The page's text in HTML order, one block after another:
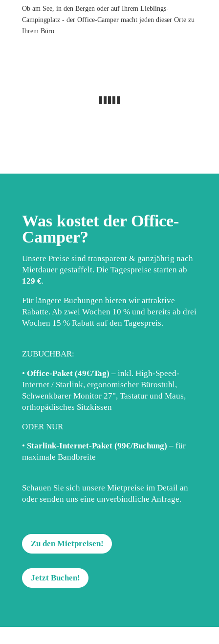
Ob am See, in den Bergen oder auf Ihrem Lieblings-
Campingplatz - der Office-Camper macht jeden dieser Orte zu
Ihrem Büro.
Was kostet der Office-
Camper?
Unsere Preise sind transparent & ganzjährig nach
Mietdauer gestaffelt. Die Tagespreise starten ab
129 €.
Für längere Buchungen bieten wir attraktive
Rabatte. Ab zwei Wochen 10 % und bereits ab drei
Wochen 15 % Rabatt auf den Tagespreis.
ZUBUCHBAR:
• Office-Paket (49€/Tag) – inkl. High-Speed-
Internet / Starlink, ergonomischer Bürostuhl,
Schwenkbarer Monitor 27", Tastatur und Maus,
orthopädisches Sitzkissen
ODER NUR
• Starlink-Internet-Paket (99€/Buchung) – für
maximale Bandbreite
Schauen Sie sich unsere Mietpreise im Detail an
oder senden uns eine unverbindliche Anfrage.
Zu den Mietpreisen!
Jetzt Buchen!